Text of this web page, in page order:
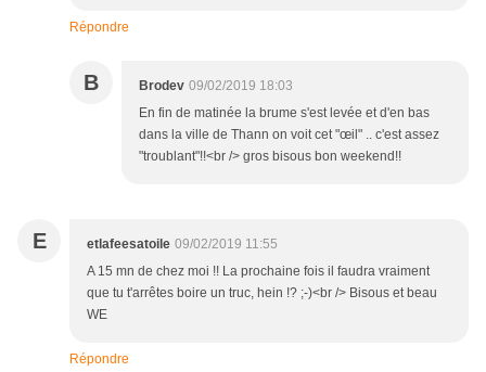
Répondre
B Brodev 09/02/2019 18:03
En fin de matinée la brume s'est levée et d'en bas
dans la ville de Thann on voit cet "œil" .. c'est assez
"troublant"!!<br /> gros bisous bon weekend!!
E etlafeesatoile 09/02/2019 11:55
A 15 mn de chez moi !! La prochaine fois il faudra vraiment
que tu t'arrêtes boire un truc, hein !? ;-)<br /> Bisous et beau
WE
Répondre